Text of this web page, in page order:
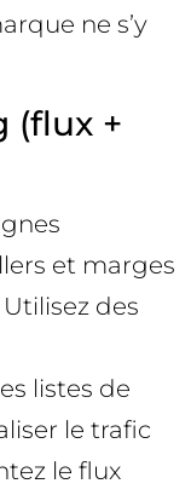
ne s’y
(flux +
et marges
des
listes de
le trafic
le flux